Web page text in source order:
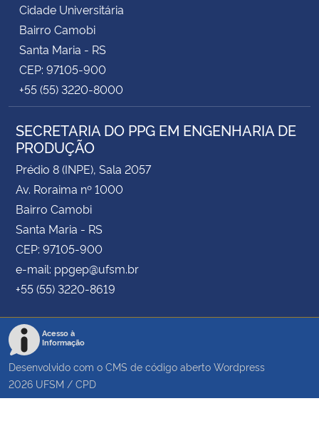
Cidade Universitária
Bairro Camobi
Santa Maria - RS
CEP: 97105-900
+55 (55) 3220-8000
SECRETARIA DO PPG EM ENGENHARIA DE
PRODUÇÃO
Prédio 8 (INPE), Sala 2057
Av. Roraima nº 1000
Bairro Camobi
Santa Maria - RS
CEP: 97105-900
e-mail: ppgep@ufsm.br
+55 (55) 3220-8619
Acesso à
Informação
Desenvolvido com o CMS de código aberto Wordpress
2026 UFSM / CPD